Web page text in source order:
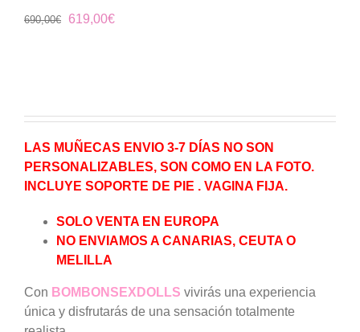
690,00€
El
619,00€El
LAS MUÑECAS ENVIO 3-7 DÍAS NO SON
PERSONALIZABLES, SON COMO EN LA FOTO.
INCLUYE SOPORTE DE PIE . VAGINA FIJA.
SOLO VENTA EN EUROPA
NO ENVIAMOS A CANARIAS, CEUTA O
MELILLA
Con BOMBONSEXDOLLS vivirás una experiencia
única y disfrutarás de una sensación totalmente